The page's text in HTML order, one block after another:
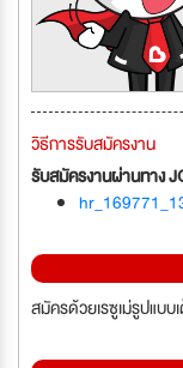
วิธีการรับสมัครงาน
รับสมัครงานผ่านทาง
สมัครด้วยเรซูเม่รูปแบ